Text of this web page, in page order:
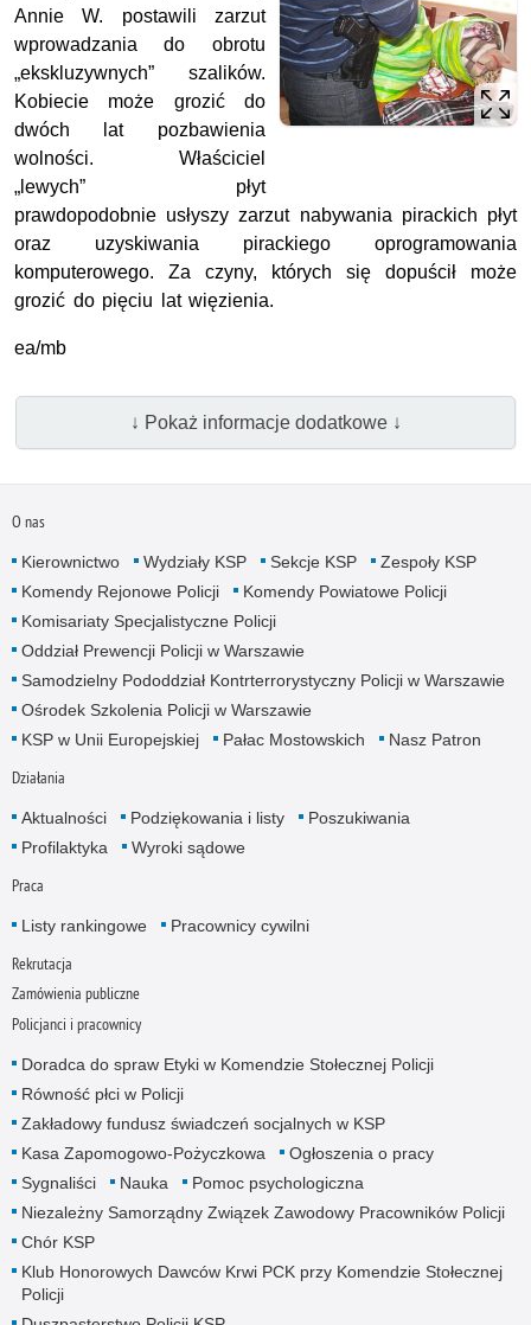
Annie W. postawili zarzut
wprowadzania do obrotu
„ekskluzywnych” szalików.
Kobiecie może grozić do
dwóch lat pozbawienia
wolności. Właściciel
„lewych” płyt
prawdopodobnie usłyszy zarzut nabywania pirackich płyt
oraz uzyskiwania pirackiego oprogramowania
komputerowego. Za czyny, których się dopuścił może
grozić do pięciu lat więzienia.
ea/mb
↓ Pokaż informacje dodatkowe ↓
O nas
Kierownictwo Wydziały KSP Sekcje KSP
Zespoły KSP
Komendy Rejonowe Policji
Komendy Powiatowe Policji
Komisariaty Specjalistyczne Policji
Oddział Prewencji Policji w Warszawie
Samodzielny Pododdział Kontrterrorystyczny Policji w Warszawie
Ośrodek Szkolenia Policji w Warszawie
KSP w Unii Europejskiej
Pałac Mostowskich Nasz Patron
Działania
Aktualności Podziękowania i listy
Poszukiwania
Profilaktyka
Wyroki sądowe
Praca
Listy rankingowe Pracownicy cywilni
Rekrutacja
Zamówienia publiczne
Policjanci i pracownicy
Doradca do spraw Etyki w Komendzie Stołecznej Policji
Równość płci w Policji
Zakładowy fundusz świadczeń socjalnych w KSP
Kasa Zapomogowo-Pożyczkowa
Ogłoszenia o pracy
Sygnaliści
Nauka
Pomoc psychologiczna
Niezależny Samorządny Związek Zawodowy Pracowników Policji
Chór KSP
Klub Honorowych Dawców Krwi PCK przy Komendzie Stołecznej
Policji